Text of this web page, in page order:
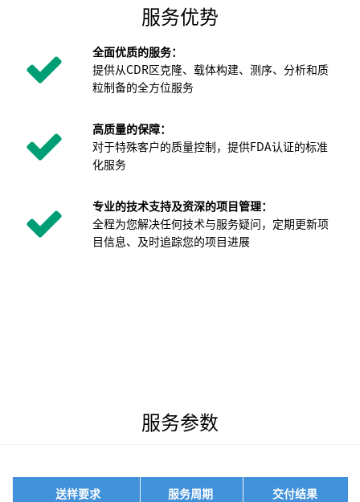
服务优势
全面优质的服务：
提供从CDR区克隆、载体构建、测序、分析和质
粒制备的全方位服务
高质量的保障：
对于特殊客户的质量控制，提供FDA认证的标准
化服务
专业的技术支持及资深的项目管理：
全程为您解决任何技术与服务疑问，定期更新项
目信息、及时追踪您的项目进展
服务参数
送样要求 服务周期 交付结果